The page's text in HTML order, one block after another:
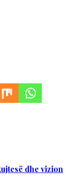
dhe vizion